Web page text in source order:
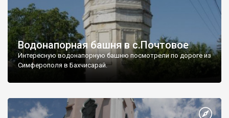
Водонапорная башня в с.Почтовое
Интересную водонапорную башню посмотрели по дороге из
Симферополя в Бахчисарай.